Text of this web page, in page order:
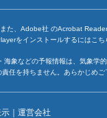
た、Adobe社 のAcrobat
をインストールするには こち
象などの予報情報は、気象
任を持ちません。あらかじめ
示 ｜ 運営会社